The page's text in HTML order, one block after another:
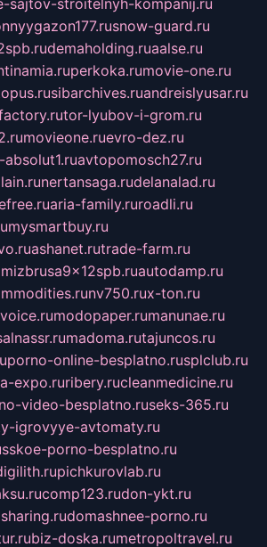
sajtov-stroitelnyh-kompanij.ru
snow-guard.ru
demaholding.ruaalse.ru
perkoka.rumovie-one.ru
sibarchives.ruandreislyusar.ru
tor-lyubov-i-grom.ru
movieone.ruevro-dez.ru
absolut1.ruavtopomosch27.ru
nertansaga.rudelanalad.ru
aria-family.ruroadli.ru
mysmartbuy.ru
ashanet.rutrade-farm.ru
autodamp.ru
nv750.rux-ton.ru
modopaper.rumanunae.ru
madoma.rutajuncos.ru
porno-online-besplatno.rusplclub.ru
expo.ruribery.rucleanmedicine.ru
video-besplatno.ruseks-365.ru
igrovyye-avtomaty.ru
porno-besplatno.ru
pichkurovlab.ru
comp123.rudon-ykt.ru
domashnee-porno.ru
biz-doska.rumetropoltravel.ru